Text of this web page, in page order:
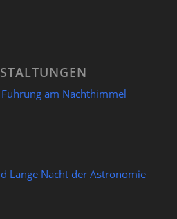
am Nachthimmel
Lange Nacht der Astronomie